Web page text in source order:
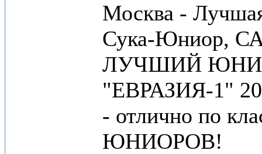
Москва -
Сука-Юниор,
ЛУЧШИЙ
"ЕВРАЗИЯ-1"
- отлично по
ЮНИОРОВ!